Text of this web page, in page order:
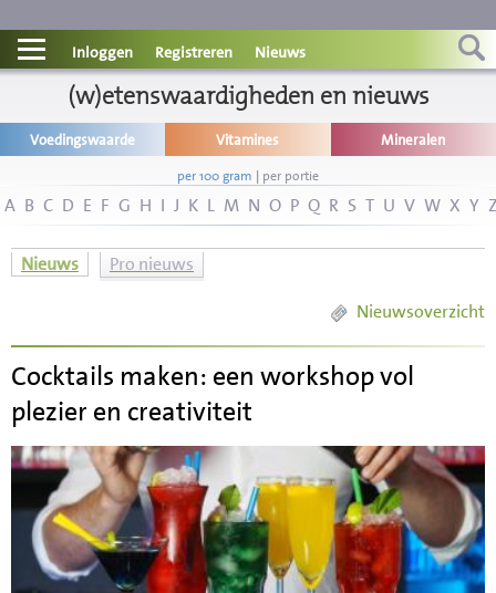
Contact
Informatie
Disclaimer
Inloggen Registreren Nieuws
(w)etenswaardigheden en nieuws
Voedingswaarde Vitamines Mineralen
per 100 gram | per portie
A B C D E F G H I J K L M N O P Q R S T U V W X Y
Nieuws Pro nieuws
Nieuwsoverzicht
Cocktails maken: een workshop vol
plezier en creativiteit